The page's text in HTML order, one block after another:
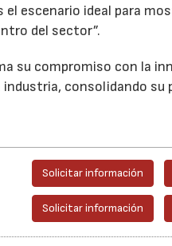
escenario ideal para
del sector”.
su compromiso con la
consolidando su
Solicitar información
Solicitar información